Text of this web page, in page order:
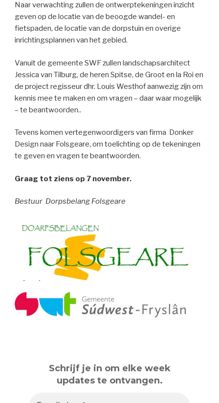
Naar verwachting zullen de ontwerptekeningen inzicht
geven op de locatie van de beoogde wandel- en
fietspaden, de locatie van de dorpstuin en overige
inrichtingsplannen van het gebied.
Vanuit de gemeente SWF zullen landschapsarchitect
Jessica van Tilburg, de heren Spitse, de Groot en la Roi en
de project regisseur dhr. Louis Westhof aanwezig zijn om
kennis mee te maken en om vragen – daar waar mogelijk
– te beantwoorden..
Tevens komen vertegenwoordigers van firma Donker
Design naar Folsgeare, om toelichting op de tekeningen
te geven en vragen te beantwoorden.
Graag tot ziens op 7 november.
Bestuur Dorpsbelang Folsgeare
Schrijf je in om elke week
updates te ontvangen.